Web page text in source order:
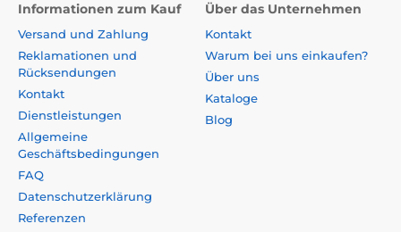
Informationen zum Kauf
Versand und Zahlung
Reklamationen und
Rücksendungen
Kontakt
Dienstleistungen
Allgemeine
Geschäftsbedingungen
FAQ
Datenschutzerklärung
Referenzen
Über das Unternehmen
Kontakt
Warum bei uns einkaufen?
Über uns
Kataloge
Blog